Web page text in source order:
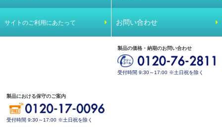
サイトのご利用にあたって お問い合わせ
製品の価格・納期のお問い合わせ
受付時間 9:30～17:00 ※土日祝を除く
製品における保守のご案内
受付時間 9:30～17:00 ※土日祝を除く